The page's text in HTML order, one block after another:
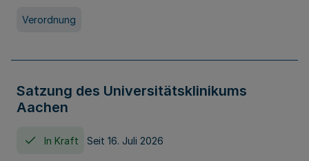
Verordnung
Satzung des Universitätsklinikums
Aachen
In Kraft Seit 16. Juli 2026